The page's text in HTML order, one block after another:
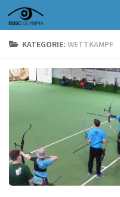
Zum Inhalt springen
KATEGORIE: WETTKAMPF